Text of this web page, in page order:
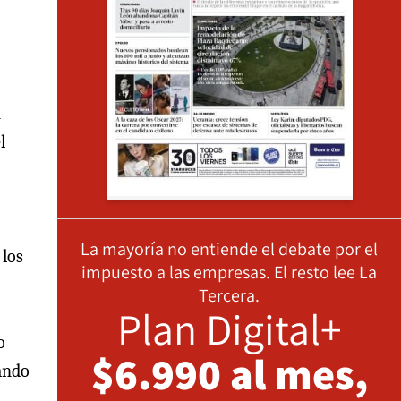
La mayoría no entiende el debate por el
impuesto a las empresas. El resto lee La
Tercera.
Plan Digital+
$6.990 al mes,